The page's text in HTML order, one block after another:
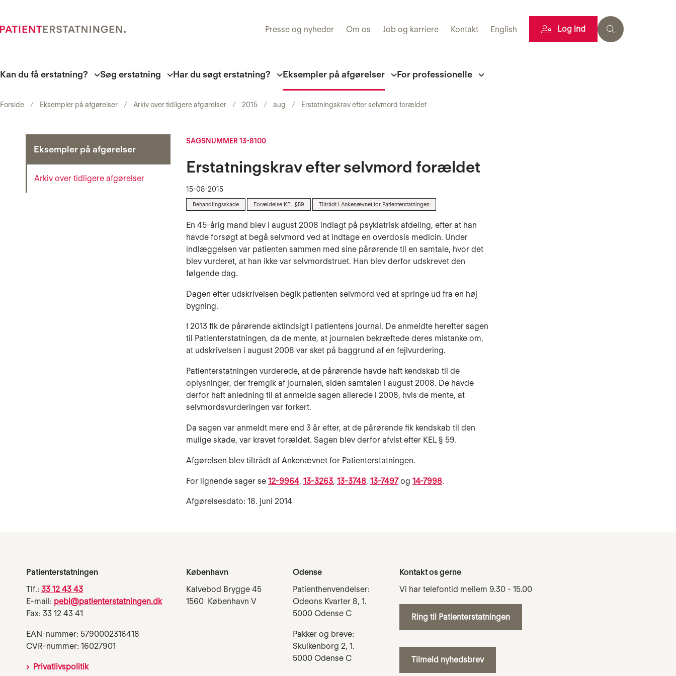
Presse og nyheder Om os Job og karriere Kontakt English Log ind
Kan du få erstatning? Søg erstatning Har du søgt erstatning? Eksempler på afgørelser For professionelle
Forside Eksempler på afgørelser Arkiv over tidligere afgørelser 2015 aug Erstatningskrav efter selvmord forældet
Eksempler på afgørelser
Arkiv over tidligere afgørelser
SAGSNUMMER 13-8100
Erstatningskrav efter selvmord forældet
15-08-2015
Behandlingsskade Forældelse KEL §59 Tiltrådt i Ankenævnet for Patienterstatningen
En 45-årig mand blev i august 2008 indlagt på psykiatrisk afdeling, efter at han
havde forsøgt at begå selvmord ved at indtage en overdosis medicin. Under
indlæggelsen var patienten sammen med sine pårørende til en samtale, hvor det
blev vurderet, at han ikke var selvmordstruet. Han blev derfor udskrevet den
følgende dag.
Dagen efter udskrivelsen begik patienten selvmord ved at springe ud fra en høj
bygning.
I 2013 fik de pårørende aktindsigt i patientens journal. De anmeldte herefter sagen
til Patienterstatningen, da de mente, at journalen bekræftede deres mistanke om,
at udskrivelsen i august 2008 var sket på baggrund af en fejlvurdering.
Patienterstatningen vurderede, at de pårørende havde haft kendskab til de
oplysninger, der fremgik af journalen, siden samtalen i august 2008. De havde
derfor haft anledning til at anmelde sagen allerede i 2008, hvis de mente, at
selvmordsvurderingen var forkert.
Da sagen var anmeldt mere end 3 år efter, at de pårørende fik kendskab til den
mulige skade, var kravet forældet. Sagen blev derfor afvist efter KEL § 59.
Afgørelsen blev tiltrådt af Ankenævnet for Patienterstatningen.
For lignende sager se 12-9964, 13-3263, 13-3748, 13-7497og 14-7998.
Afgørelsesdato: 18. juni 2014
Patienterstatningen
Tlf.: 33 12 43 43
E-mail: pebl@patienterstatningen.dk
Fax: 33 12 43 41
EAN-nummer: 5790002316418
CVR-nummer: 16027901
Privatlivspolitik
København
Kalvebod Brygge 45
1560 København V
Odense
Patienthenvendelser:
Odeons Kvarter 8, 1.
5000 Odense C
Pakker og breve:
Skulkenborg 2, 1.
5000 Odense C
Kontakt os gerne
Vi har telefontid mellem 9.30 - 15.00
Ring til Patienterstatningen
Tilmeld nyhedsbrev